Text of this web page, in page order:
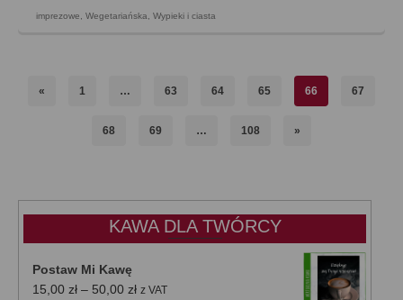
imprezowe, Wegetariańska, Wypieki i ciasta
« 1 … 63 64 65 66 67
68 69 … 108 »
KAWA DLA TWÓRCY
Postaw Mi Kawę
15,00 zł – 50,00 złZakres
z VAT